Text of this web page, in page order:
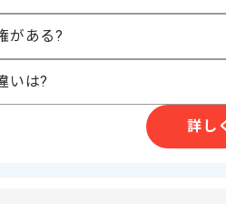
本的にはフルリモートでの作業を見込
がある?
いは?
詳し